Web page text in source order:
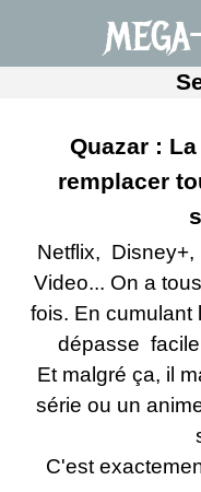
Quazar :
remplacer
Netflix, Disney+,
Video... On a
fois. En cumulant
dépasse
Et malgré ça, il
série ou un
C'est